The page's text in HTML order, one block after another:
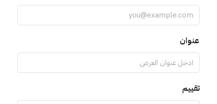
عنوان
تقييم